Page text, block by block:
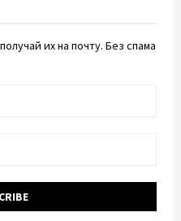
их на почту. Без спама